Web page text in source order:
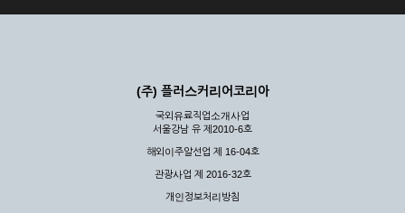
(주) 플러스커리어코리아
국외유료직업소개사업
서울강남 유 제2010-6호
해외이주알선업 제 16-04호
관광사업 제 2016-32호
개인정보처리방침